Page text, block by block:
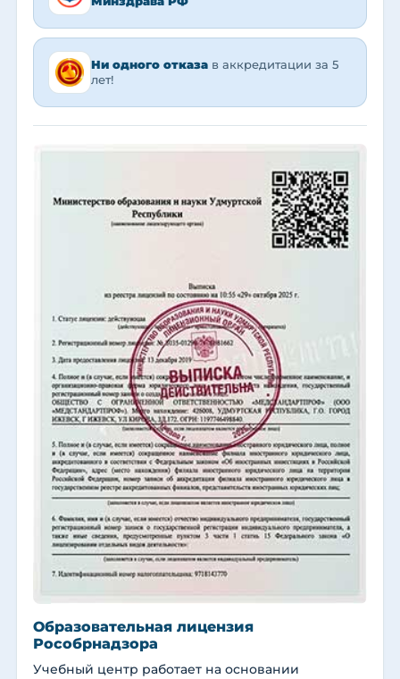
Ни одного отказа в аккредитации за 5
лет!
Образовательная лицензия
Рособрнадзора
Учебный центр работает на основании